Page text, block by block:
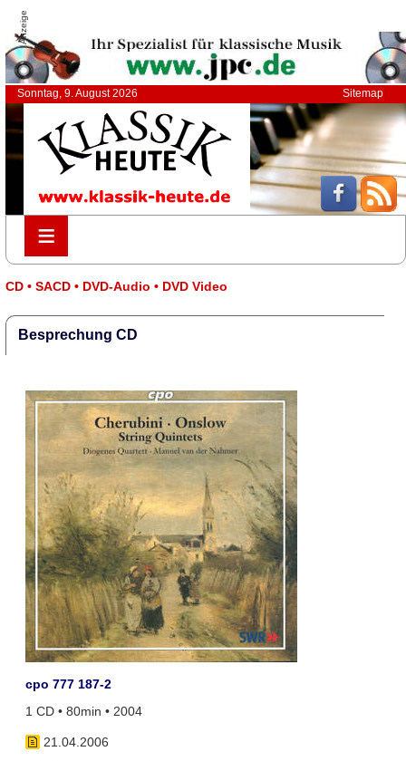
Anzeige
Sonntag, 9. August 2026 Sitemap
≡
≡
CD • SACD • DVD-Audio • DVD Video
Besprechung CD
cpo 777 187-2
1 CD • 80min • 2004
21.04.2006